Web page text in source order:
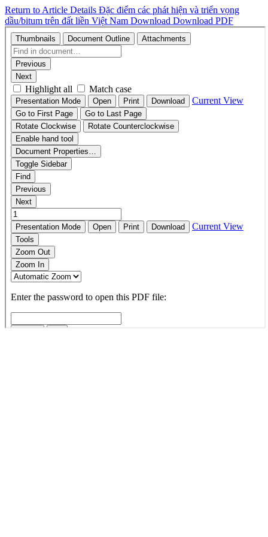
Return to Article Details Đặc điểm các phát hiện và triển vọng
dầu/bitum trên đất liền Việt Nam Download Download PDF